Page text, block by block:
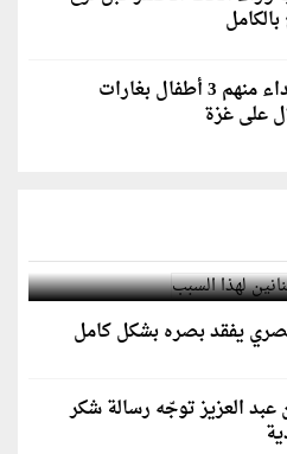
10 شهداء منهم 3 أطفال بغارات
على غزة
لهذا السبب
يفقد بصره بشكل كامل
عبد العزيز توجّه رسالة شكر